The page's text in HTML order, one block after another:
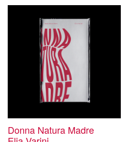
Donna Natura Madre